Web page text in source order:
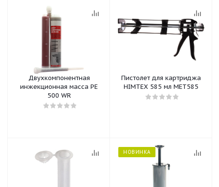
Двухкомпонентная
инжекционная масса РЕ
500 WR
Пистолет для картриджа
HIMTEX 585 мл MET585
НОВИНКА